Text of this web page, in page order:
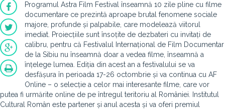
Programul Astra Film Festival înseamnă 10 zile pline cu filme
documentare ce prezintă aproape brutal fenomene sociale
majore, profunde și palpabile, care modelează viitorul
imediat. Proiecțiile sunt însoțite de dezbateri cu invitați de
calibru, pentru că Festivalul Internațional de Film Documentar
de la Sibiu nu înseamnă doar a vedea filme, înseamnă a
înțelege lumea. Ediția din acest an a festivalului se va
desfășura în perioada 17-26 octombrie și va continua cu AF
Online – o selecție a celor mai interesante filme, care vor
putea fi urmărite online de pe întregul teritoriu al României. Institutul
Cultural Român este partener și anul acesta și va oferi premiul